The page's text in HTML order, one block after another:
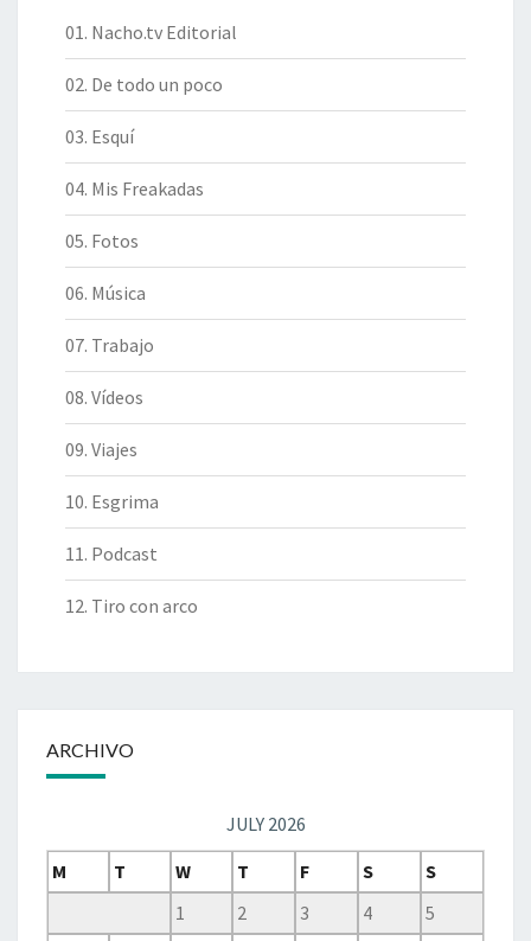
01. Nacho.tv Editorial
02. De todo un poco
03. Esquí
04. Mis Freakadas
05. Fotos
06. Música
07. Trabajo
08. Vídeos
09. Viajes
10. Esgrima
11. Podcast
12. Tiro con arco
ARCHIVO
JULY 2026
M
T W T F S
S
1
2 3 4
5